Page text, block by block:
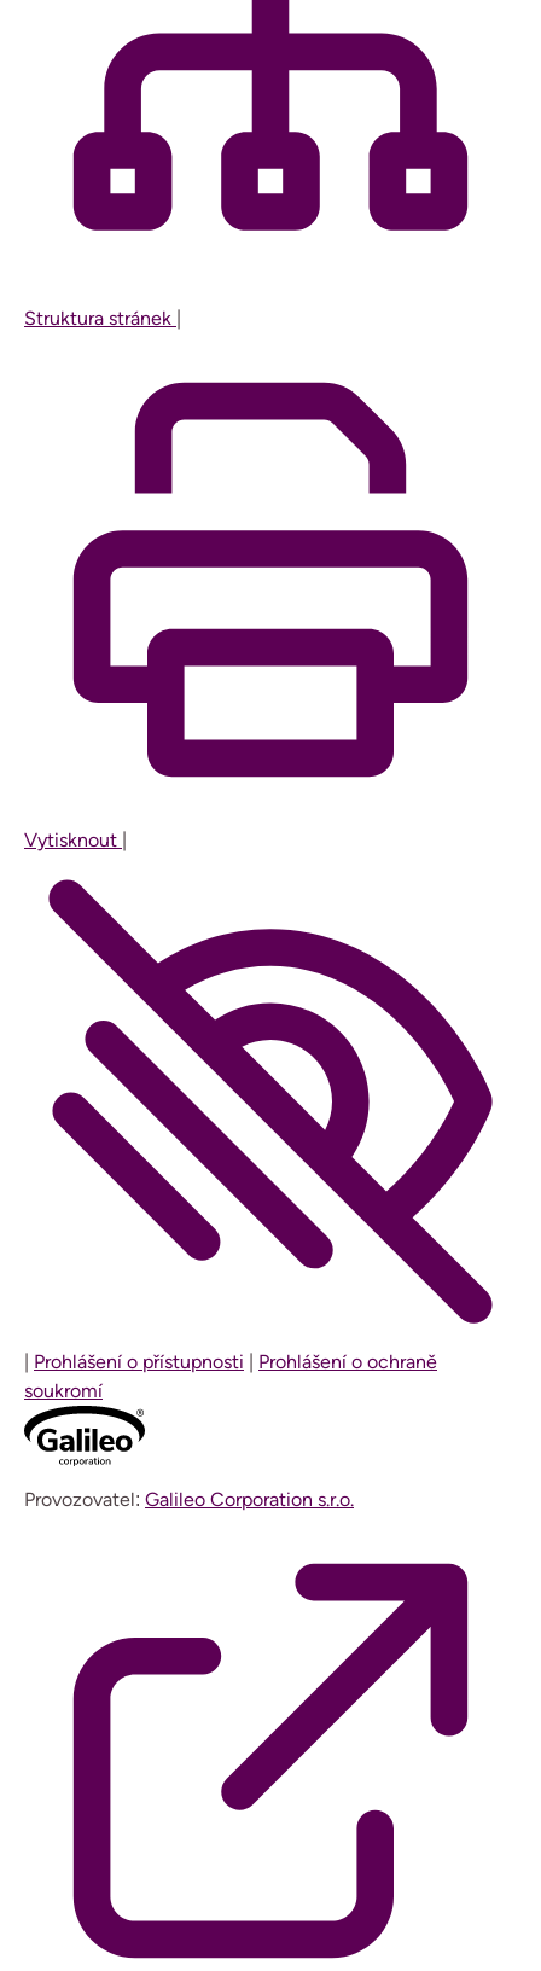
Struktura stránek
Vytisknout
Prohlášení o přístupnosti
Prohlášení o ochraně
soukromí
Provozovatel: Galileo Corporation s.r.o.